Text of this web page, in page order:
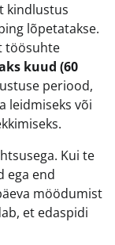
kindlustus
lõpetatakse.
töösuhte
kuud (60
periood,
leidmiseks või
Kui te
ega end
möödumist
et edaspidi